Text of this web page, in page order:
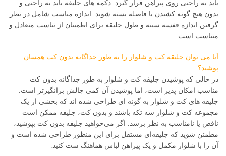
باید به راحتی روی پیراهن قرار گیرد. دکمه های جلیقه باید به راحتی و
بدون هیچ گونه کشیدن یا فاصله بسته شوند. اندازه مناسب شامل در نظر
گرفتن اندازه قفسه سینه و طول جلیقه برای اطمینان از تناسب متعادل و
متناسب است.
آیا می توان جلیقه کت و شلوار را به طور جداگانه بدون کت همسان
پوشید؟
در حالی که پوشیدن جلیقه کت و شلوار به طور جداگانه بدون کت
مناسب امکان پذیر است، اما پوشیدن آن کمی چالش برانگیزتر است.
جلیقه های کت و شلوار به گونه ای طراحی شده اند که بخشی از یک
مجموعه کت و شلوار سه تکه باشند و بدون کت، جلیقه ممکن است
ناقص یا نامناسب به نظر برسد. اگر می‌خواهید جلیقه بدون کت بپوشید،
مطمئن شوید که جلیقه‌ای مستقل برای این منظور طراحی شده است و
آن را با شلوار مکمل و یک پیراهن لباس هماهنگ ست کنید.